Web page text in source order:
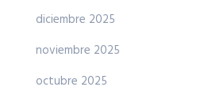
diciembre 2025
noviembre 2025
octubre 2025